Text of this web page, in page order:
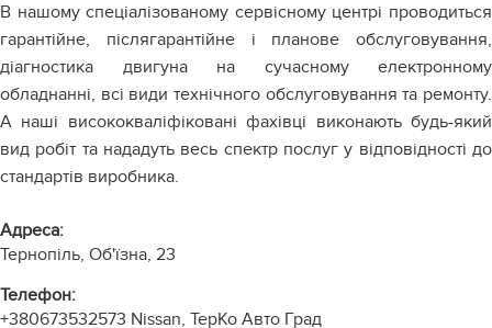
В нашому спеціалізованому сервісному центрі проводиться
гарантійне, післягарантійне і планове обслуговування,
діагностика двигуна на сучасному електронному
обладнанні, всі види технічного обслуговування та ремонту.
А наші висококваліфіковані фахівці виконають будь-який
вид робіт та нададуть весь спектр послуг у відповідності до
стандартів виробника.
Адреса:
Тернопіль, Об'їзна, 23
Телефон:
+380673532573 Nissan, ТерКо Авто Град